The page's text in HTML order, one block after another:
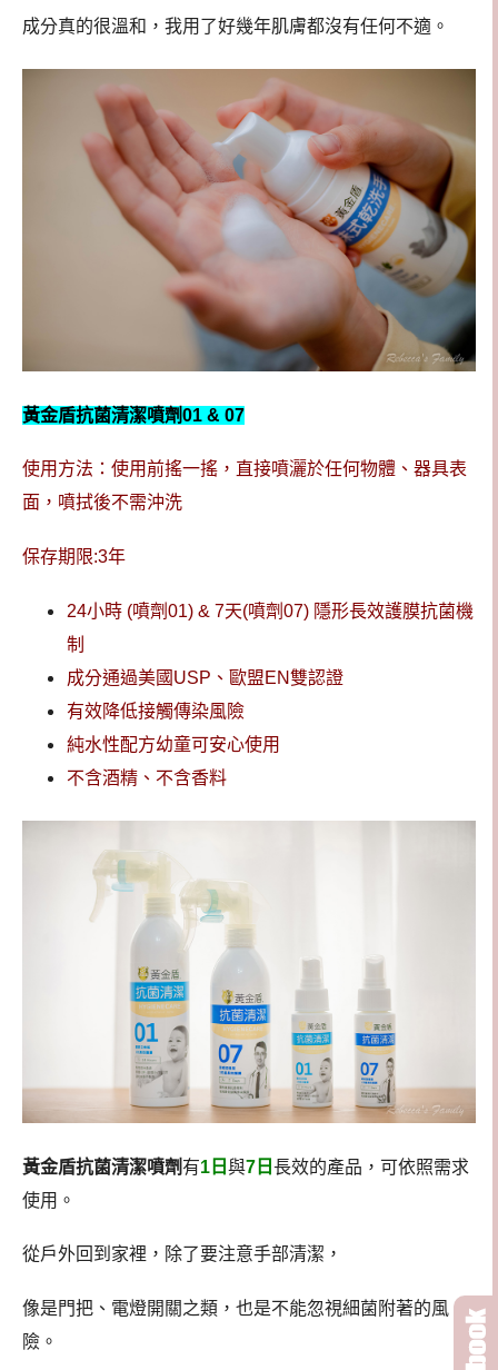
成分真的很溫和，我用了好幾年肌膚都沒有任何不適。
黃金盾抗菌清潔噴劑01 & 07
使用方法：使用前搖一搖，直接噴灑於任何物體、器具表
面，噴拭後不需沖洗
保存期限:3年
24小時 (噴劑01) & 7天(噴劑07) 隱形長效護膜抗菌機
制
成分通過美國USP、歐盟EN雙認證
有效降低接觸傳染風險
純水性配方幼童可安心使用
不含酒精、不含香料
黃金盾抗菌清潔噴劑 有1日 與7日 長效的產品，可依照需求
使用。
從戶外回到家裡，除了要注意手部清潔，
像是門把、電燈開關之類，也是不能忽視細菌附著的風
險。